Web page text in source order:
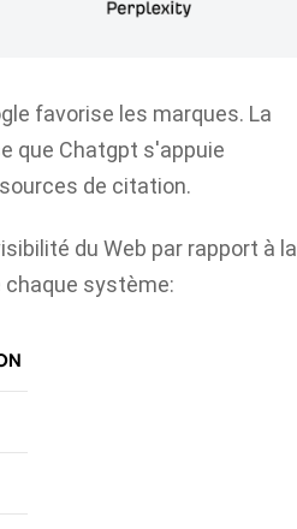
favorise les marques. La
que Chatgpt s'appuie
de citation.
du Web par rapport à la
chaque système: